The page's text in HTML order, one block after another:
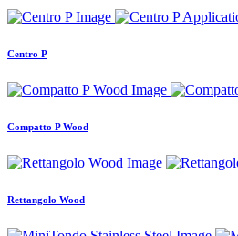
Centro P
Compatto P Wood
Rettangolo Wood